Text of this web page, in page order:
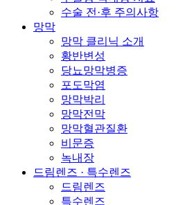
수술 전·후 주의사항
망막
망막 클리닉 소개
황반변성
당뇨망막병증
포도막염
망막박리
망막전막
망막혈관질환
비문증
녹내장
드림렌즈 · 특수렌즈
드림렌즈
특수렌즈